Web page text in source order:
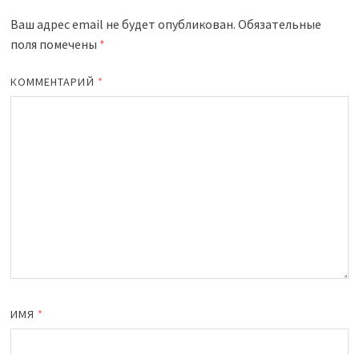
Ваш адрес email не будет опубликован. Обязательные
поля помечены *
КОММЕНТАРИЙ *
ИМЯ *